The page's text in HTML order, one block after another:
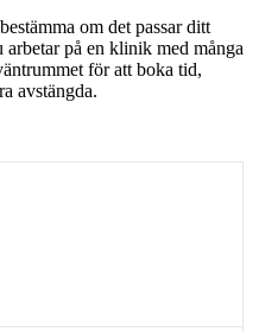
bestämma om det passar ditt
arbetar på en klinik med många
äntrummet för att boka tid,
avstängda.